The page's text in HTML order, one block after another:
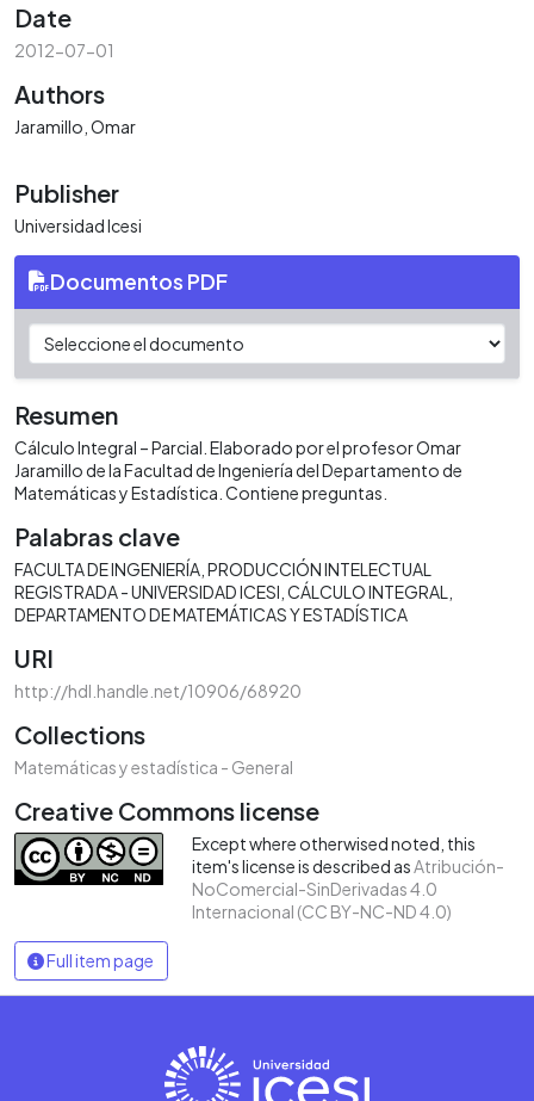
Date
2012-07-01
Authors
Jaramillo, Omar
Publisher
Universidad Icesi
Documentos PDF
Resumen
Cálculo Integral – Parcial. Elaborado por el profesor Omar
Jaramillo de la Facultad de Ingeniería del Departamento de
Matemáticas y Estadística. Contiene preguntas.
Palabras clave
FACULTA DE INGENIERÍA PRODUCCIÓN INTELECTUAL
REGISTRADA - UNIVERSIDAD ICESI CÁLCULO INTEGRAL
DEPARTAMENTO DE MATEMÁTICAS Y ESTADÍSTICA
URI
http://hdl.handle.net/10906/68920
Collections
Matemáticas y estadística - General
Creative Commons license
Except where otherwised noted, this
item's license is described asAtribución-
NoComercial-SinDerivadas 4.0
Internacional (CC BY-NC-ND 4.0)
Full item page